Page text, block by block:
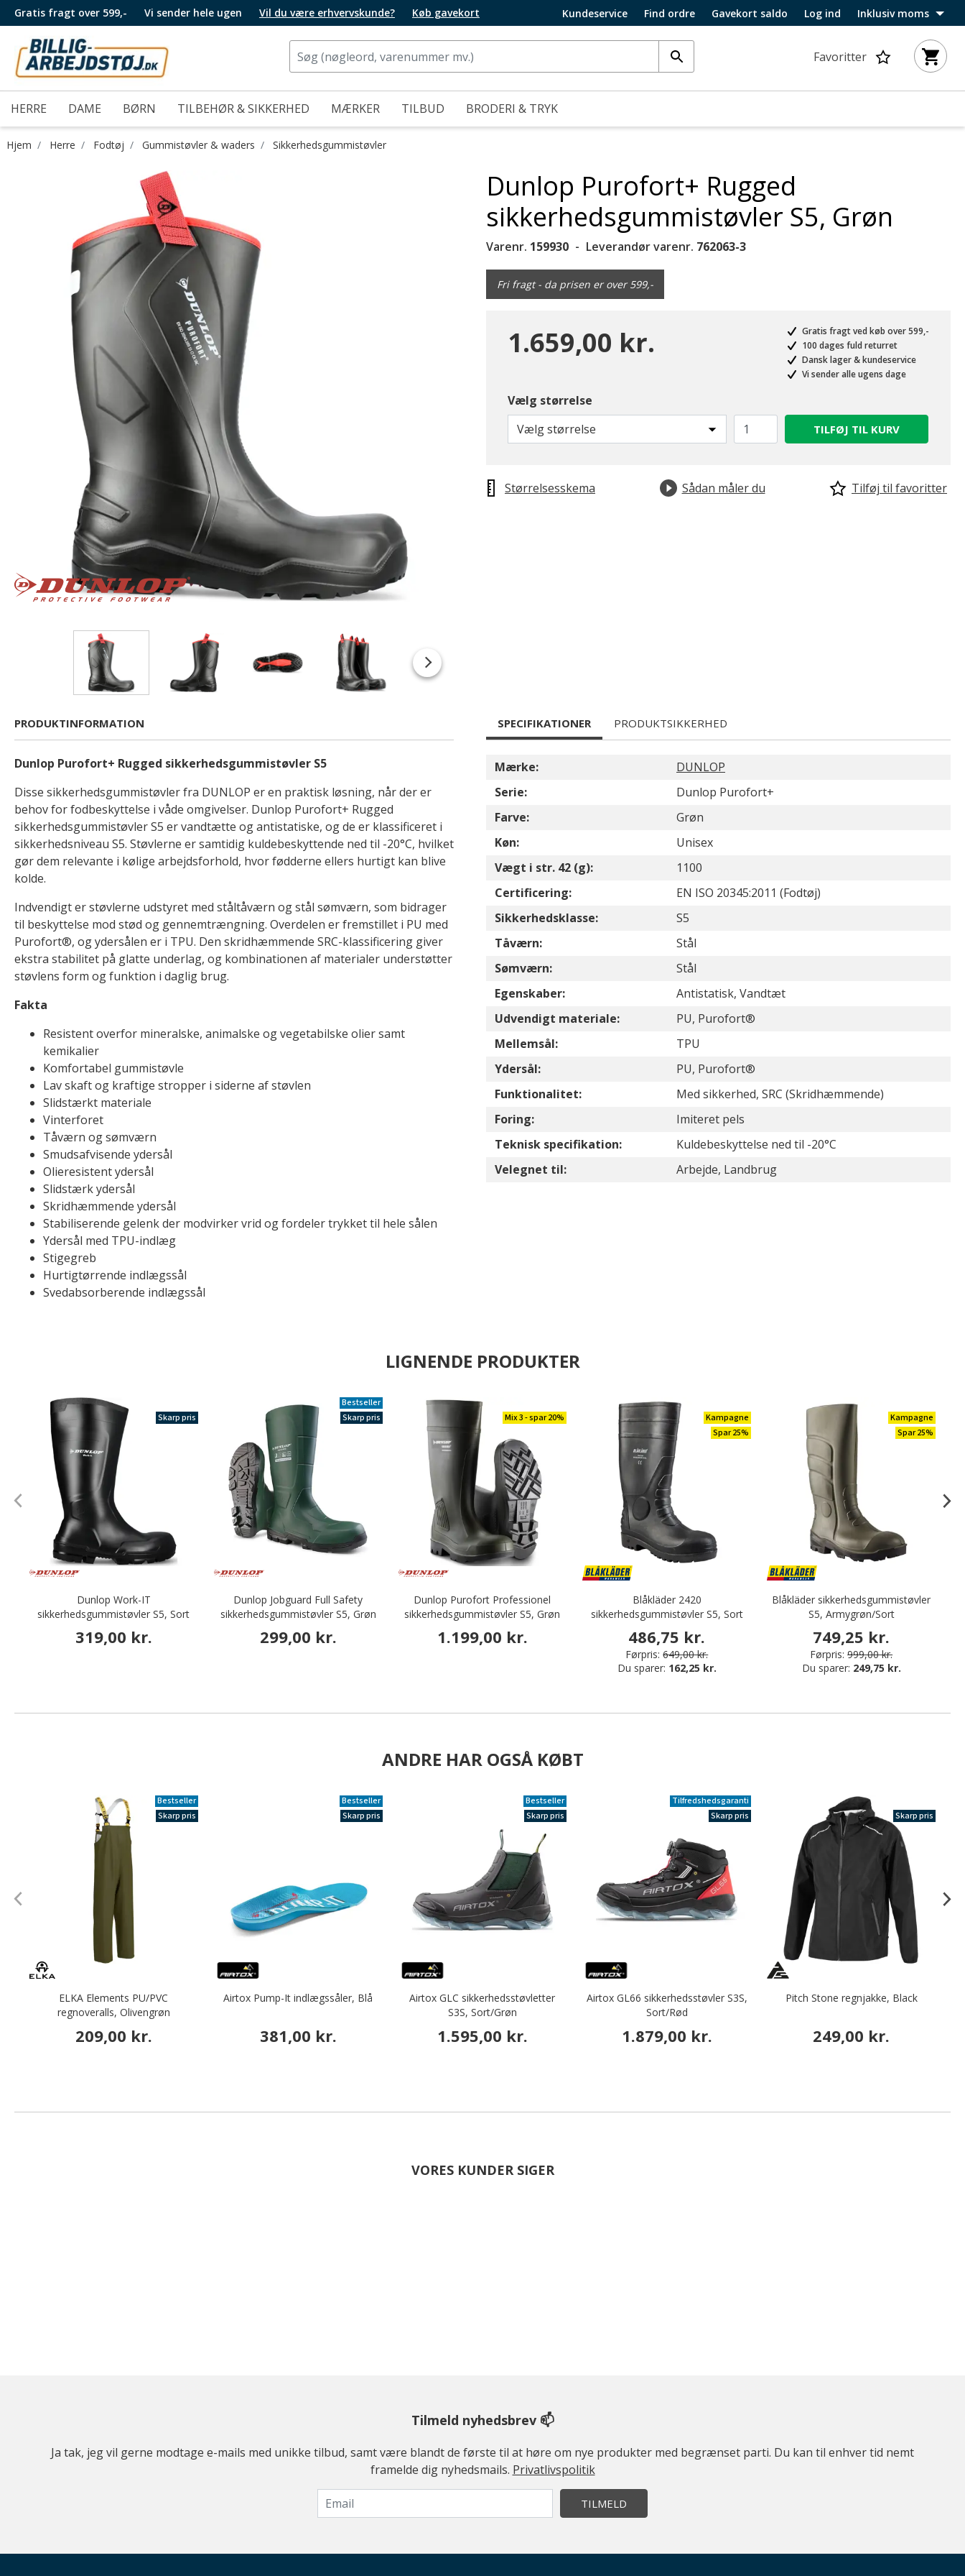
Gratis fragt over 599,- Vi sender hele ugen Vil du være erhvervskunde? Køb gavekort Kundeservice Find ordre Gavekort saldo Log ind Inklusiv moms
Favoritter
HERRE DAME BØRN TILBEHØR & SIKKERHED MÆRKER TILBUD BRODERI & TRYK
Hjem Herre Fodtøj Gummistøvler & waders Sikkerhedsgummistøvler
Dunlop Purofort+ Rugged
sikkerhedsgummistøvler S5, Grøn
Varenr. 159930 Leverandør varenr. 762063-3
Fri fragt - da prisen er over 599,-
1.659,00 kr.
Gratis fragt ved køb over 599,-
100 dages fuld returret
Dansk lager & kundeservice
Vi sender alle ugens dage
Vælg størrelse
Vælg størrelse
TILFØJ TIL KURV
Størrelsesskema Sådan måler du Tilføj til favoritter
PRODUKTINFORMATION
Dunlop Purofort+ Rugged sikkerhedsgummistøvler S5
Disse sikkerhedsgummistøvler fra DUNLOP er en praktisk løsning, når der er
behov for fodbeskyttelse i våde omgivelser. Dunlop Purofort+ Rugged
sikkerhedsgummistøvler S5 er vandtætte og antistatiske, og de er klassificeret i
sikkerhedsniveau S5. Støvlerne er samtidig kuldebeskyttende ned til -20°C, hvilket
gør dem relevante i kølige arbejdsforhold, hvor fødderne ellers hurtigt kan blive
kolde.
Indvendigt er støvlerne udstyret med ståltåværn og stål sømværn, som bidrager
til beskyttelse mod stød og gennemtrængning. Overdelen er fremstillet i PU med
Purofort®, og ydersålen er i TPU. Den skridhæmmende SRC-klassificering giver
ekstra stabilitet på glatte underlag, og kombinationen af materialer understøtter
støvlens form og funktion i daglig brug.
Fakta
Resistent overfor mineralske, animalske og vegetabilske olier samt
kemikalier
Komfortabel gummistøvle
Lav skaft og kraftige stropper i siderne af støvlen
Slidstærkt materiale
Vinterforet
Tåværn og sømværn
Smudsafvisende ydersål
Olieresistent ydersål
Slidstærk ydersål
Skridhæmmende ydersål
Stabiliserende gelenk der modvirker vrid og fordeler trykket til hele sålen
Ydersål med TPU-indlæg
Stigegreb
Hurtigtørrende indlægssål
Svedabsorberende indlægssål
SPECIFIKATIONER PRODUKTSIKKERHED
Mærke:
DUNLOP
Serie:
Dunlop Purofort+
Farve:
Grøn
Køn:
Unisex
Vægt i str. 42 (g):
1100
Certificering:
EN ISO 20345:2011 (Fodtøj)
Sikkerhedsklasse:
S5
Tåværn:
Stål
Sømværn:
Stål
Egenskaber:
Antistatisk, Vandtæt
Udvendigt materiale:
PU, Purofort®
Mellemsål:
TPU
Ydersål:
PU, Purofort®
Funktionalitet:
Med sikkerhed, SRC (Skridhæmmende)
Foring:
Imiteret pels
Teknisk specifikation:
Kuldebeskyttelse ned til -20°C
Velegnet til:
Arbejde, Landbrug
LIGNENDE PRODUKTER
Skarp pris
Dunlop Work-IT
sikkerhedsgummistøvler S5, Sort
319,00 kr.
Bestseller
Skarp pris
Dunlop Jobguard Full Safety
sikkerhedsgummistøvler S5, Grøn
299,00 kr.
Mix 3 - spar 20%
Dunlop Purofort Professionel
sikkerhedsgummistøvler S5, Grøn
1.199,00 kr.
Kampagne
Spar 25%
Blåkläder 2420
sikkerhedsgummistøvler S5, Sort
486,75 kr.
Førpris: 649,00 kr.
Du sparer: 162,25 kr.
Kampagne
Spar 25%
Blåkläder sikkerhedsgummistøvler
S5, Armygrøn/Sort
749,25 kr.
Førpris: 999,00 kr.
Du sparer: 249,75 kr.
ANDRE HAR OGSÅ KØBT
Bestseller
Skarp pris
ELKA Elements PU/PVC
regnoveralls, Olivengrøn
209,00 kr.
Bestseller
Skarp pris
Airtox Pump-It indlægssåler, Blå
381,00 kr.
Bestseller
Skarp pris
Airtox GLC sikkerhedsstøvletter
S3S, Sort/Grøn
1.595,00 kr.
Tilfredshedsgaranti
Skarp pris
Airtox GL66 sikkerhedsstøvler S3S,
Sort/Rød
1.879,00 kr.
Skarp pris
Pitch Stone regnjakke, Black
249,00 kr.
VORES KUNDER SIGER
Tilmeld nyhedsbrev 📫
Ja tak, jeg vil gerne modtage e-mails med unikke tilbud, samt være blandt de første til at høre om nye produkter med begrænset parti. Du kan til enhver tid nemt
framelde dig nyhedsmails. Privatlivspolitik
TILMELD